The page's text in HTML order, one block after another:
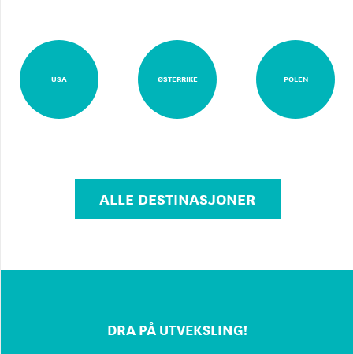
USA ØSTERRIKE POLEN
ALLE DESTINASJONER
DRA PÅ UTVEKSLING!